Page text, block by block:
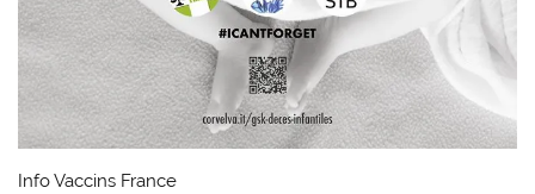
Info Vaccins France